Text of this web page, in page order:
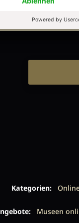
ALLE HEFTE
Kategorien:
Museen